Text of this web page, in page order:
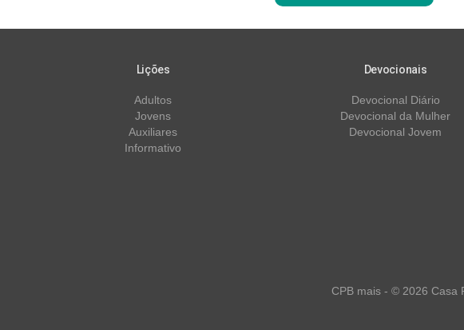
Lições
Adultos
Jovens
Auxiliares
Informativo
Devocionais
Devocional Diário
Devocional da Mulher
Devocional Jovem
CPB mais - © 2026 Casa